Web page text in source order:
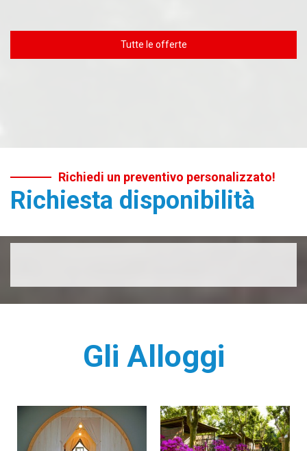
Tutte le offerte
Richiedi un preventivo personalizzato!
Richiesta disponibilità
Gli Alloggi